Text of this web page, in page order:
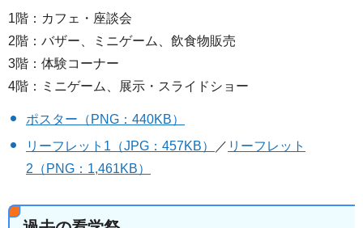
1階：カフェ・座談会
2階：バザー、ミニゲーム、飲食物販売
3階：体験コーナー
4階：ミニゲーム、展示・スライドショー
ポスター（PNG：440KB）
リーフレット1（JPG：457KB）
／ リーフレット
2（PNG：1,461KB）